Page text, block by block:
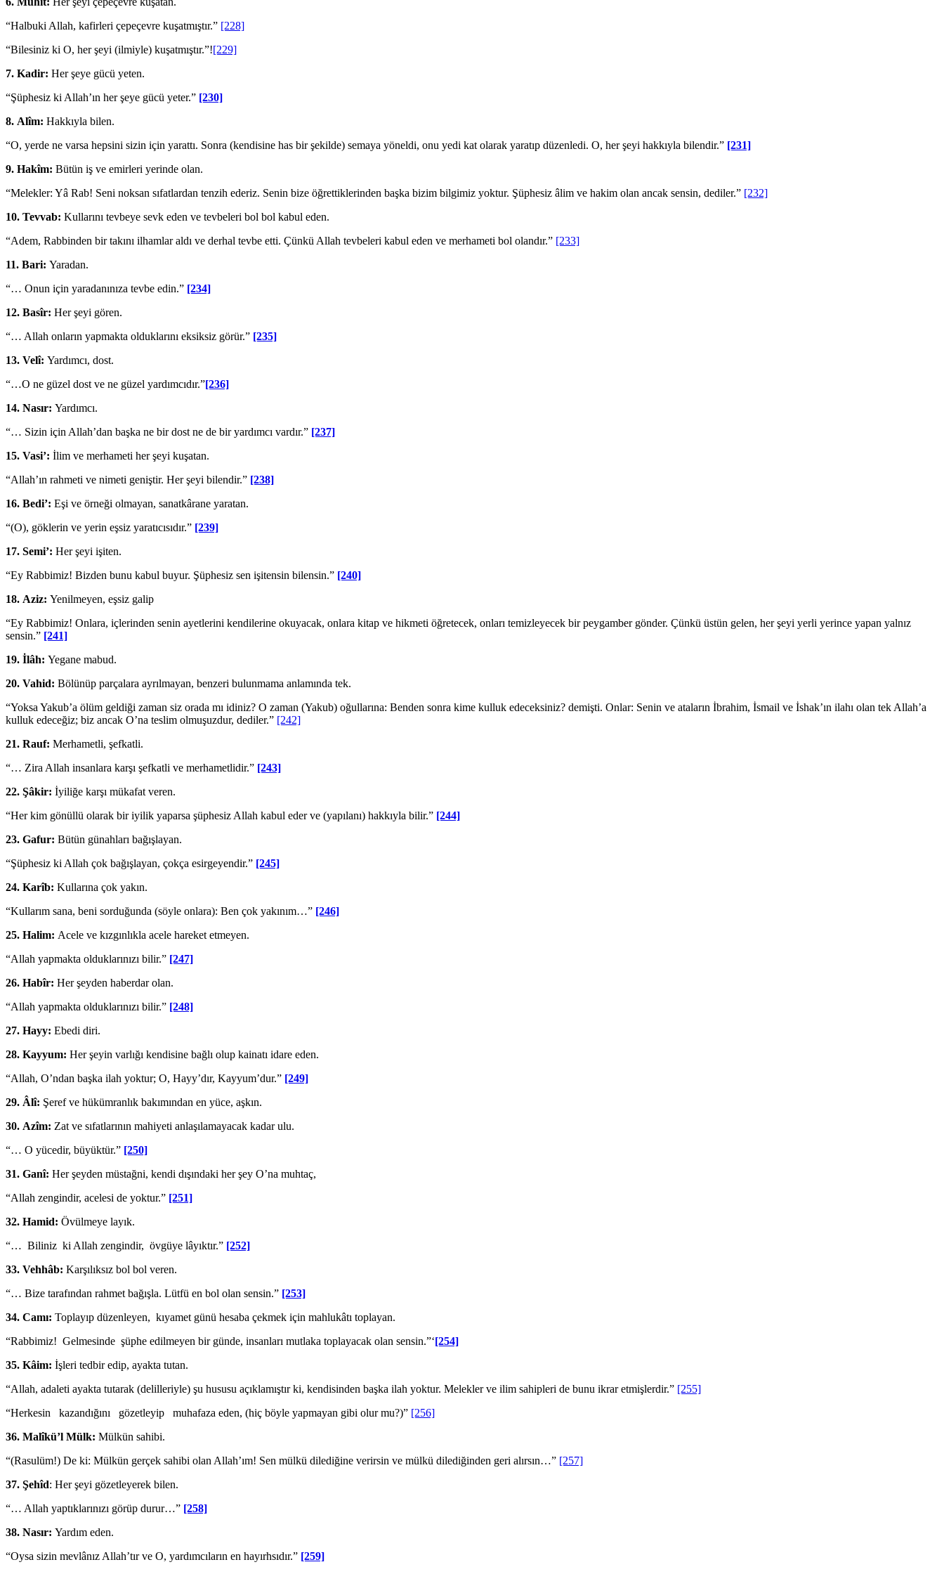
“Halbuki Allah, kafirleri çepeçevre kuşatmış­tır.” [228]
“Bilesiniz ki O, her şeyi (ilmiyle) kuşatmış­tır.”![229]
7. Kadir: Her şeye gücü yeten.
“Şüphesiz ki Allah’ın her şeye gücü yeter.” [230]
8. Alîm: Hakkıyla bilen.
“O, yerde ne varsa hepsini sizin için yarattı. Sonra (kendisine has bir şekilde) semaya yöneldi, onu yedi kat olarak yaratıp düzenledi. O, her şeyi hakkıyla bilendir.” [231]
9. Hakîm: Bütün iş ve emirleri yerinde olan.
“Melekler: Yâ Rab! Seni noksan sıfatlardan tenzih ederiz. Senin bize öğrettiklerinden başka bizim bilgimiz yoktur. Şüphesiz âlim ve hakim olan ancak sensin, dediler.” [232]
10. Tevvab: Kullarını tevbeye sevk eden ve tevbeleri bol bol kabul eden.
“Adem, Rabbinden bir takını ilhamlar aldı ve derhal tevbe etti. Çünkü Allah tevbeleri kabul eden ve merhameti bol olandır.” [233]
11. Bari: Yaradan.
“… Onun için yaradanınıza tevbe edin.” [234]
12. Basîr: Her şeyi gören.
“… Allah onların yapmakta olduklarını eksik­siz görür.” [235]
13. Velî: Yardımcı, dost.
“…O ne güzel dost ve ne güzel yardımcıdır.”[236]
14. Nasır: Yardımcı.
“… Sizin için Allah’dan başka ne bir dost ne de bir yardımcı vardır.” [237]
15. Vasi’: İlim ve merhameti her şeyi kuşatan.
“Allah’ın rahmeti ve nimeti geniştir. Her şeyi bilendir.” [238]
16. Bedi’: Eşi ve örneği olmayan, sanatkârane yaratan.
“(O), göklerin ve yerin eşsiz yaratıcısıdır.” [239]
17. Semi’: Her şeyi işiten.
“Ey Rabbimiz! Bizden bunu kabul buyur. Şüp­hesiz sen işitensin bilensin.” [240]
18. Aziz: Yenilmeyen, eşsiz galip
“Ey Rabbimiz! Onlara, içlerinden senin ayet­lerini kendilerine okuyacak, onlara kitap ve hik­meti öğretecek, onları temizleyecek bir peygam­ber gönder. Çünkü üstün gelen, her şeyi yerli ye­rince yapan yalnız
sensin.” [241]
19. İlâh: Yegane mabud.
20. Vahid: Bölünüp parçalara ayrılmayan, ben­zeri bulunmama anlamında tek.
“Yoksa Yakub’a ölüm geldiği zaman siz orada mı idiniz? O zaman (Yakub) oğullarına: Benden sonra kime kulluk edeceksiniz? demişti. Onlar: Senin ve ataların İbrahim, İsmail ve İshak’ın ilahı olan tek Allah’a
kulluk edeceğiz; biz ancak O’na teslim olmuşuzdur, dediler.” [242]
21. Rauf: Merhametli, şefkatli.
“… Zira Allah insanlara karşı şefkatli ve mer­hametlidir.” [243]
22. Şâkir: İyiliğe karşı mükafat veren.
“Her kim gönüllü olarak bir iyilik yaparsa şüphesiz Allah kabul eder ve (yapılanı) hakkıyla bi­lir.” [244]
23. Gafur: Bütün günahları bağışlayan.
“Şüphesiz ki Allah çok bağışlayan, çokça esir­geyendir.” [245]
24. Karîb: Kullarına çok yakın.
“Kullarım sana, beni sorduğunda (söyle onla­ra): Ben çok yakınım…” [246]
25. Halim: Acele ve kızgınlıkla acele hareket et­meyen.
“Allah yapmakta olduklarınızı bilir.” [247]
26. Habîr: Her şeyden haberdar olan.
“Allah yapmakta olduklarınızı bilir.” [248]
27. Hayy: Ebedi diri.
28. Kayyum: Her şeyin varlığı kendisine bağlı olup kainatı idare eden.
“Allah, O’ndan başka ilah yoktur; O, Hayy’dır, Kayyum’dur.” [249]
29. Âlî: Şeref ve hükümranlık bakımından en yüce, aşkın.
30. Azîm: Zat ve sıfatlarının mahiyeti anlaşılamayacak kadar ulu.
“… O yücedir, büyüktür.” [250]
31. Ganî: Her şeyden müstağni, kendi dışındaki her şey O’na muhtaç,
“Allah zengindir, acelesi de yoktur.” [251]
32. Hamid: Övülmeye layık.
“… Biliniz ki Allah zengindir, övgüye lâyık­tır.” [252]
33. Vehhâb: Karşılıksız bol bol veren.
“… Bize tarafından rahmet bağışla. Lütfü en bol olan sensin.” [253]
34. Camı: Toplayıp düzenleyen, kıyamet günü hesaba çekmek için mahlukâtı toplayan.
“Rabbimiz! Gelmesinde şüphe edilmeyen bir günde, insanları mutlaka toplayacak olan sensin.”‘[254]
35. Kâim: İşleri tedbir edip, ayakta tutan.
“Allah, adaleti ayakta tutarak (delilleriyle) şu hususu açıklamıştır ki, kendisinden başka ilah yoktur. Melekler ve ilim sahipleri de bunu ikrar etmişlerdir.” [255]
“Herkesin kazandığını gözetleyip muhafaza eden, (hiç böyle yapmayan gibi olur mu?)” [256]
36. Malîkü’l Mülk: Mülkün sahibi.
“(Rasulüm!) De ki: Mülkün gerçek sahibi olan Allah’ım! Sen mülkü dilediğine verirsin ve mülkü dilediğinden geri alırsın…” [257]
37. Şehîd: Her şeyi gözetleyerek bilen.
“… Allah yaptıklarınızı görüp durur…” [258]
38. Nasır: Yardım eden.
“Oysa sizin mevlânız Allah’tır ve O, yardımcı­ların en hayırhsıdır.” [259]